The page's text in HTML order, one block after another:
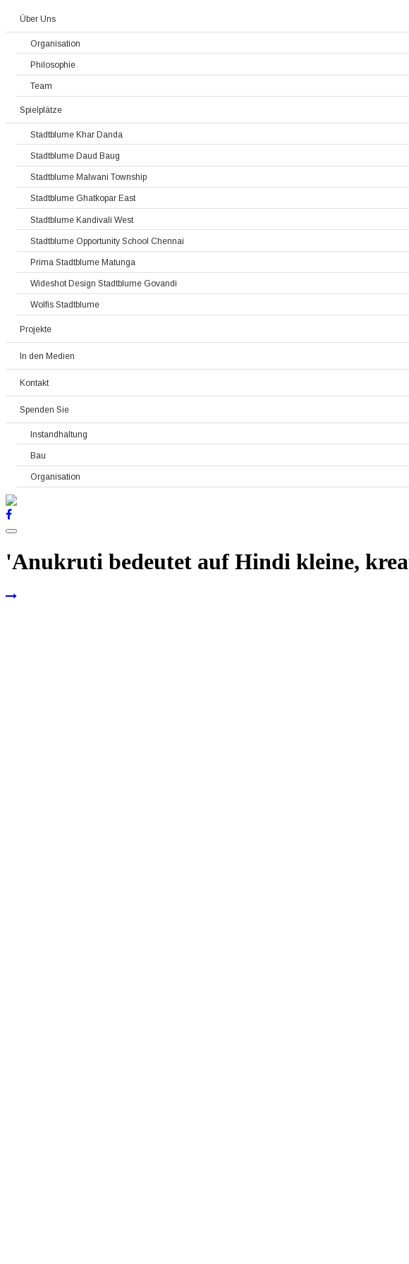
Über Uns
Organisation
Philosophie
Team
Spielplätze
Stadtblume Khar Danda
Stadtblume Daud Baug
Stadtblume Malwani Township
Stadtblume Ghatkopar East
Stadtblume Kandivali West
Stadtblume Opportunity School Chennai
Prima Stadtblume Matunga
Wideshot Design Stadtblume Govandi
Wolfis Stadtblume
Projekte
In den Medien
Kontakt
Spenden Sie
Instandhaltung
Bau
Organisation
'Anukruti bedeutet auf Hindi kleine,